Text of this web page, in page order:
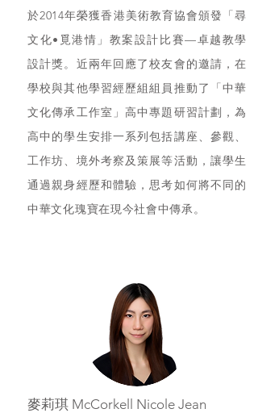
於2014年榮獲香港美術教育協會頒發「尋
文化•覓港情」教案設計比賽—卓越教學
設計獎。近兩年回應了校友會的邀請，在
學校與其他學習經歷組組員推動了「中華
文化傳承工作室」高中專題研習計劃，為
高中的學生安排一系列包括講座、參觀、
工作坊、境外考察及策展等活動，讓學生
通過親身經歷和體驗，思考如何將不同的
中華文化瑰寶在現今社會中傳承。
麥莉琪 McCorkell Nicole Jean